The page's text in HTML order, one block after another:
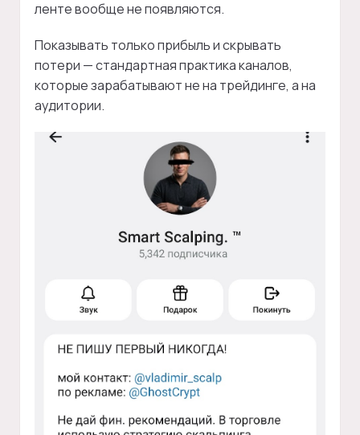
ленте вообще не появляются.
Показывать только прибыль и скрывать
потери — стандартная практика каналов,
которые зарабатывают не на трейдинге, а на
аудитории.